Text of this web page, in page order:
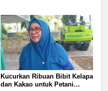
Kucurkan Ribuan Bibit Kelapa
dan Kakao untuk Petani